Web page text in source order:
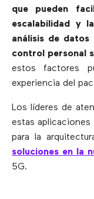
que pueden
escalabilidad y
análisis de datos
control personal
estos factores
experiencia del
Los líderes de
estas aplicaciones
para la
soluciones en la
5G.